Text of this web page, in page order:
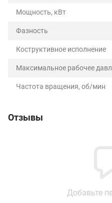
Мощность, кВт
Фазность
Коструктивное исполнение
Максимальное рабочее
Частота вращения, об/мин
Отзывы
Добавьте